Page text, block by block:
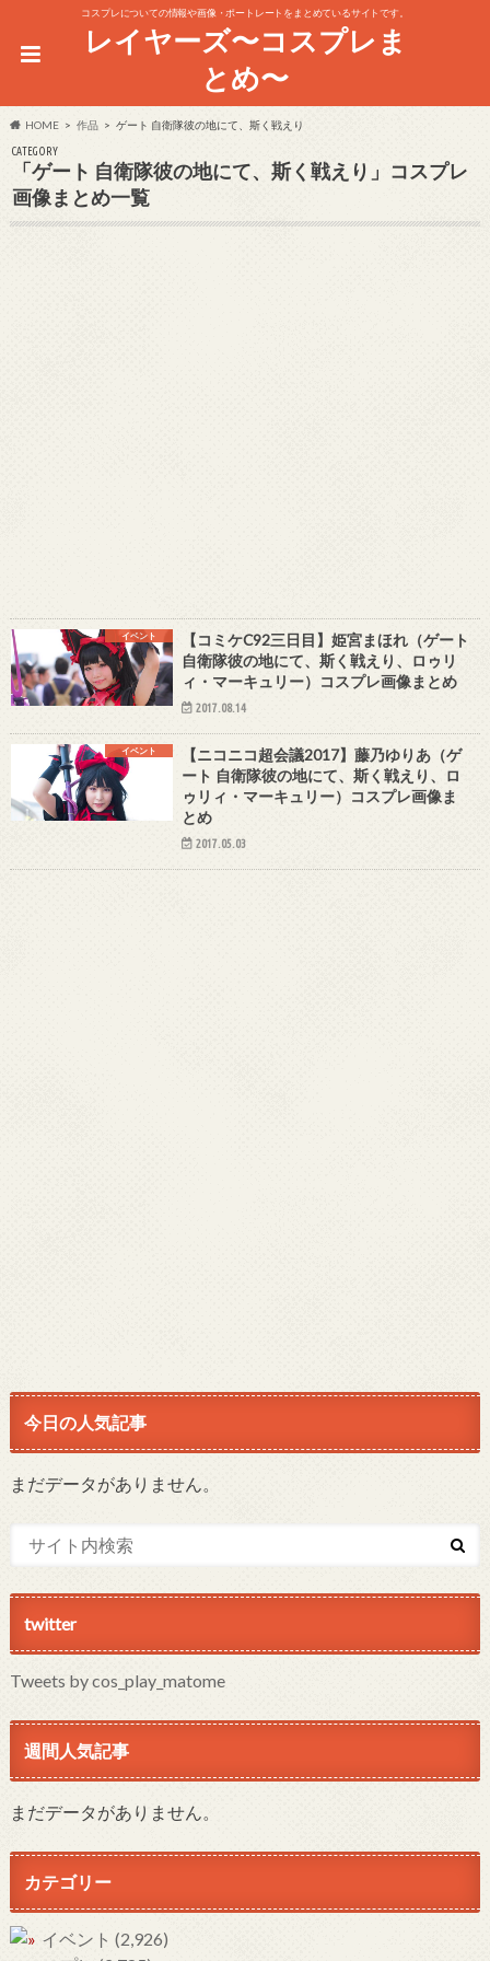
コスプレについての情報や画像・ポートレートをまとめているサイトです。
レイヤーズ〜コスプレま
とめ〜
HOME 作品 ゲート 自衛隊彼の地にて、斯く戦えり
CATEGORY
「ゲート 自衛隊彼の地にて、斯く戦えり」コスプレ
画像まとめ一覧
イベント
【コミケC92三日目】姫宮まほれ（ゲート
自衛隊彼の地にて、斯く戦えり、ロゥリ
ィ・マーキュリー）コスプレ画像まとめ
2017.08.14
イベント
【ニコニコ超会議2017】藤乃ゆりあ（ゲ
ート 自衛隊彼の地にて、斯く戦えり、ロ
ゥリィ・マーキュリー）コスプレ画像ま
とめ
2017.05.03
今日の人気記事
まだデータがありません。
twitter
Tweets by cos_play_matome
週間人気記事
まだデータがありません。
カテゴリー
イベント (2,926)